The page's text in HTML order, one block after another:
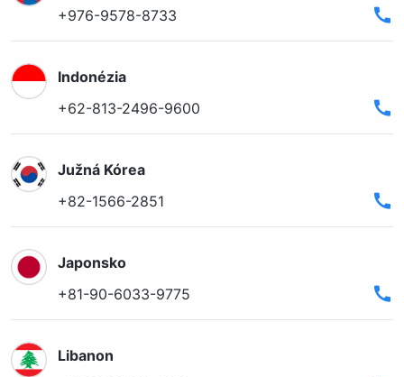
+976-9578-8733
Indonézia
+62-813-2496-9600
Južná Kórea
+82-1566-2851
Japonsko
+81-90-6033-9775
Libanon